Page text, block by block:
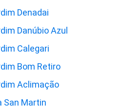
Denadai
Danúbio Azul
Calegari
Bom Retiro
Aclimação
San Martin